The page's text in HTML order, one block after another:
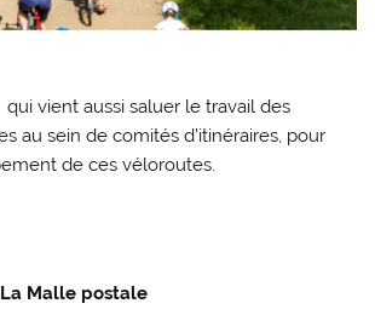
vient aussi saluer le travail des
au sein de comités d’itinéraires, pour
de ces véloroutes.
Malle postale